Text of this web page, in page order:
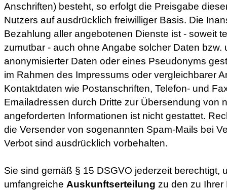
Anschriften) besteht, so erfolgt die Preisgabe
Nutzers auf ausdrücklich freiwilliger Basis. Die
Bezahlung aller angebotenen Dienste ist - soweit
zumutbar - auch ohne Angabe solcher Daten bzw.
anonymisierter Daten oder eines Pseudonyms
im Rahmen des Impressums oder vergleichbarer
Kontaktdaten wie Postanschriften, Telefon- und
Emailadressen durch Dritte zur Übersendung von
angeforderten Informationen ist nicht gestattet.
die Versender von sogenannten Spam-Mails bei
Verbot sind ausdrücklich vorbehalten.
Sie sind gemäß § 15 DSGVO jederzeit berechtigt,
umfangreiche Auskunftserteilung zu den zu